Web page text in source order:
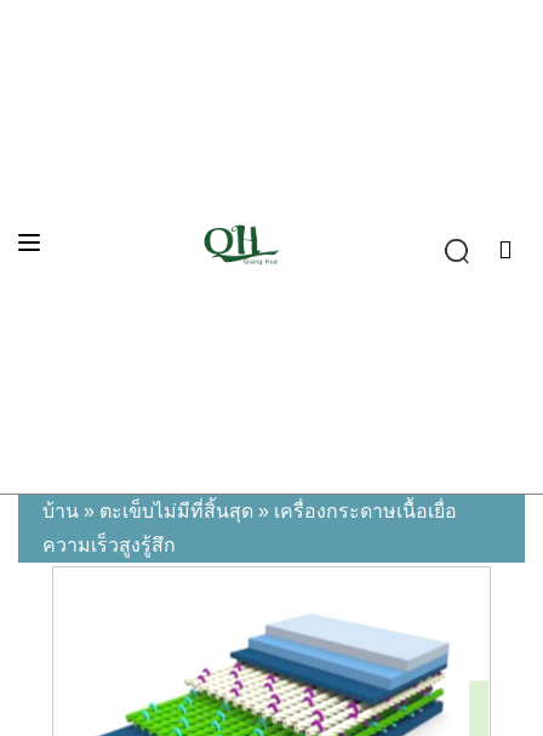
บ้าน » ตะเข็บไม่มีที่สิ้นสุด » เครื่องกระดาษเนื้อเยื่อ
ความเร็วสูงรู้สึก